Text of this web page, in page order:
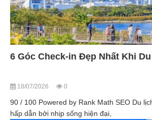
6 Góc Check-in Đẹp Nhất Khi
18/07/2026 0
90 / 100 Powered by Rank Math SEO Du
hấp dẫn bởi nhịp sống hiện đại,